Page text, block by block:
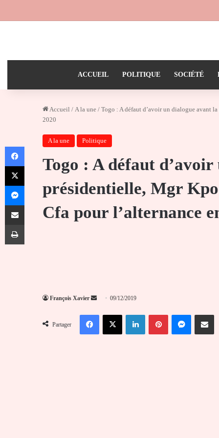
ACCUEIL POLITIQUE SOCIÉTÉ
Accueil / A la une / Togo : A défaut d’avoir un dialogue avant
2020
A la une Politique
Togo : A défaut
présidentielle, Mgr
Cfa pour l’alternance
François Xavier
Envoyer
courriel
09/12/2019
Partager
FacebookX LinkedinPinterestMessenger
Facebook
X
Messenger
Partager par email